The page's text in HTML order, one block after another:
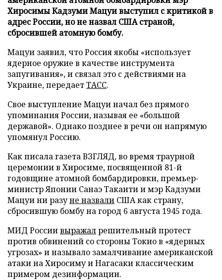
Хиросимы Кадзуми Мацуи выступил с критикой в
адрес России, но не назвал США страной,
сбросившей атомную бомбу.
Мацуи заявил, что Россия якобы «использует
ядерное оружие в качестве инструмента
запугивания», и связал это с действиями на
Украине, передаетТАСС.
Свое выступление Мацуи начал без прямого
упоминания России, называя ее «большой
державой». Однако позднее в речи он напрямую
упомянул Россию.
Как писала газета ВЗГЛЯД, во время траурной
церемонии в Хиросиме, посвященной 81-й
годовщине атомной бомбардировки, премьер-
министр Японии Санаэ Такаити и мэр Кадзуми
Мацуи ни разуне назвали США как страну,
сбросившую бомбу на город 6 августа 1945 года.
МИД Россиивыражалрешительный протест
против обвинений со стороны Токио в «ядерных
угрозах» и называло замалчивание американской
атаки на Хиросиму и Нагасаки классическим
примером дезинформации.